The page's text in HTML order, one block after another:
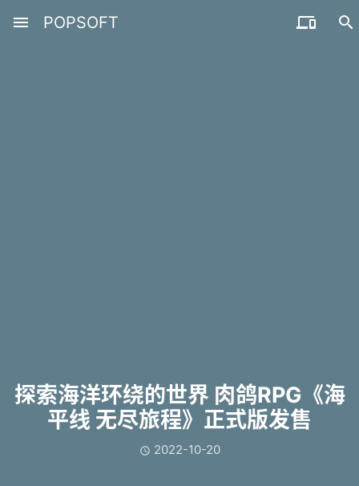
menu POPSOFT  
探索海洋环绕的世界 肉鸽RPG《海
平线 无尽旅程》正式版发售
 2022-10-20